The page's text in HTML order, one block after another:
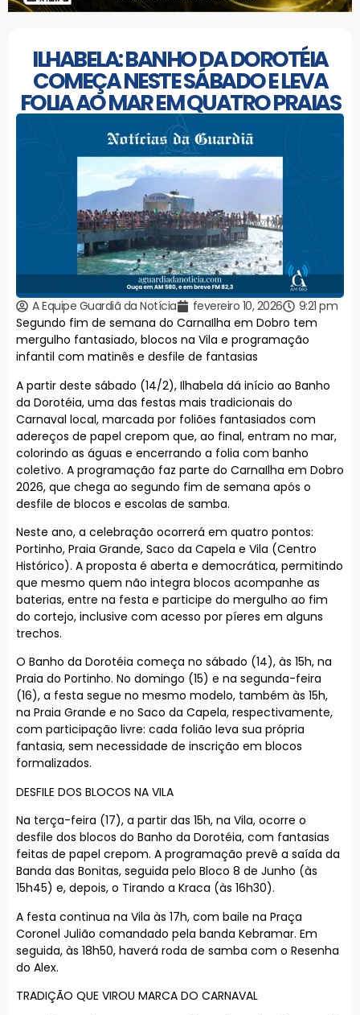
ILHABELA: BANHO DA DOROTÉIA
COMEÇA NESTE SÁBADO E LEVA
FOLIA AO MAR EM QUATRO PRAIAS
A Equipe Guardiã da Notícia fevereiro 10, 2026
9:21 pm
Segundo fim de semana do CarnaIlha em Dobro tem
mergulho fantasiado, blocos na Vila e programação
infantil com matinês e desfile de fantasias
A partir deste sábado (14/2), Ilhabela dá início ao Banho
da Dorotéia, uma das festas mais tradicionais do
Carnaval local, marcada por foliões fantasiados com
adereços de papel crepom que, ao final, entram no mar,
colorindo as águas e encerrando a folia com banho
coletivo. A programação faz parte do CarnaIlha em Dobro
2026, que chega ao segundo fim de semana após o
desfile de blocos e escolas de samba.
Neste ano, a celebração ocorrerá em quatro pontos:
Portinho, Praia Grande, Saco da Capela e Vila (Centro
Histórico). A proposta é aberta e democrática, permitindo
que mesmo quem não integra blocos acompanhe as
baterias, entre na festa e participe do mergulho ao fim
do cortejo, inclusive com acesso por píeres em alguns
trechos.
O Banho da Dorotéia começa no sábado (14), às 15h, na
Praia do Portinho. No domingo (15) e na segunda-feira
(16), a festa segue no mesmo modelo, também às 15h,
na Praia Grande e no Saco da Capela, respectivamente,
com participação livre: cada folião leva sua própria
fantasia, sem necessidade de inscrição em blocos
formalizados.
DESFILE DOS BLOCOS NA VILA
Na terça-feira (17), a partir das 15h, na Vila, ocorre o
desfile dos blocos do Banho da Dorotéia, com fantasias
feitas de papel crepom. A programação prevê a saída da
Banda das Bonitas, seguida pelo Bloco 8 de Junho (às
15h45) e, depois, o Tirando a Kraca (às 16h30).
A festa continua na Vila às 17h, com baile na Praça
Coronel Julião comandado pela banda Kebramar. Em
seguida, às 18h50, haverá roda de samba com o Resenha
do Alex.
TRADIÇÃO QUE VIROU MARCA DO CARNAVAL